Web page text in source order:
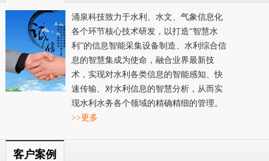
涌泉科技致力于水利、水文、气象信息化
各个环节核心技术研发，以打造“智慧水
利”的信息智能采集设备制造、水利综合信
息的智慧集成为使命，融合业界最新技
术，实现对水利各类信息的智能感知、快
速传输、对水利信息的智慧分析，从而实
现水利水务各个领域的精确精细的管理。
>>更多
客户案例